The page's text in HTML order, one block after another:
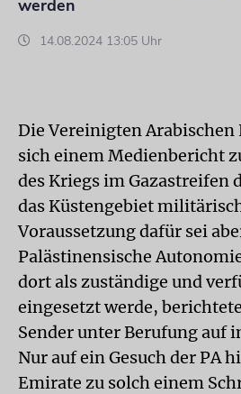
werden
14.08.2024 13:05 Uhr
Die Vereinigten
sich einem Medienbericht
des Kriegs im Gazastreifen
das Küstengebiet
Voraussetzung dafür sei
Palästinensische
dort als zuständige und
eingesetzt werde,
Sender unter Berufung auf
Nur auf ein Gesuch der PA
Emirate zu solch einem